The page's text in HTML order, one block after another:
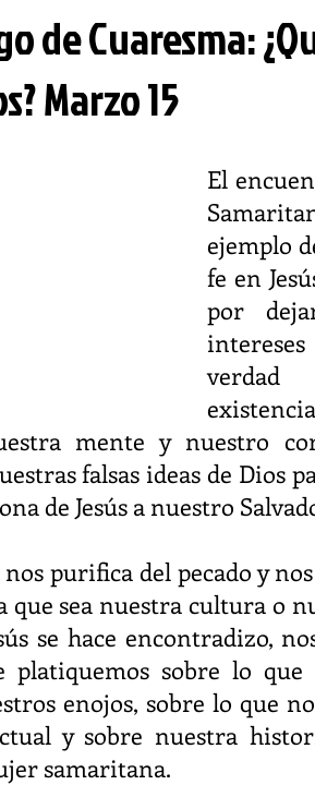
de Cuaresma:
Marzo 15
El
ejemplo
fe en
por
mente y nuestro
falsas ideas de Dios
de Jesús a nuestro
nos purifica del pecado y
que sea nuestra cultura o
se hace encontradizo,
sobre lo que
enojos, sobre lo que
y sobre nuestra
samaritana.